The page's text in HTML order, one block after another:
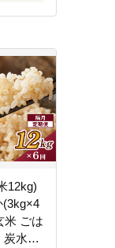
12kg)
(3kg×4
米 ごは
炭水化